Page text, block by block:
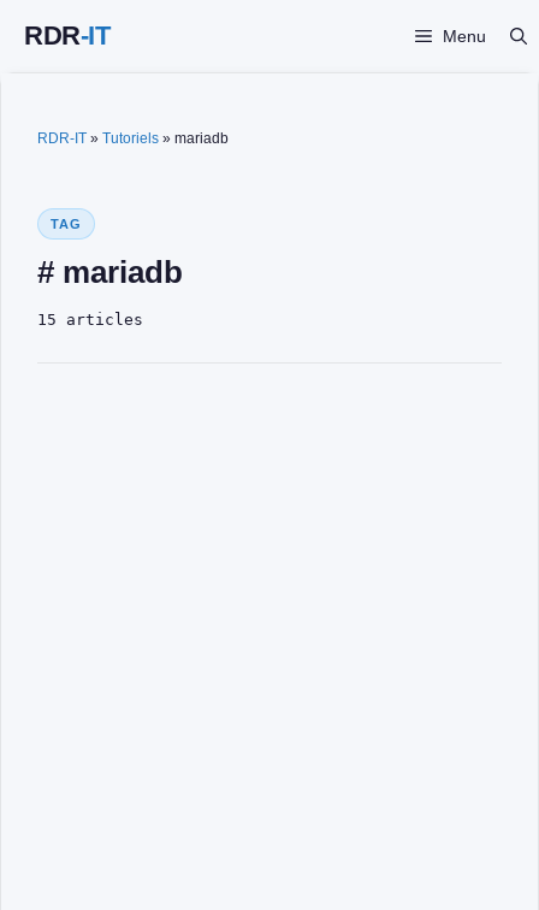
Menu
RDR-IT » Tutoriels » mariadb
TAG
# mariadb
15 articles